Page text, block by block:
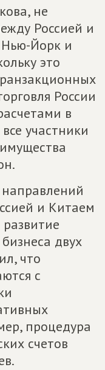
не
Россией и
Нью-Йорк и
это
России
в
участники
и Китаем
двух
что
с
процедура
счетов